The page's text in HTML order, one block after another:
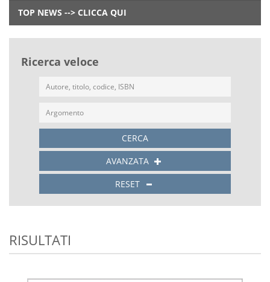
TOP NEWS --> CLICCA QUI
Ricerca veloce
CERCA
AVANZATA
RESET
RISULTATI